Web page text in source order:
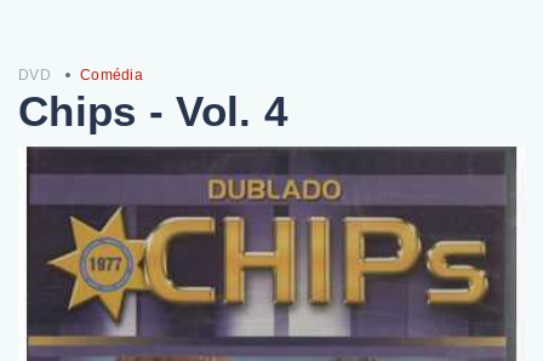
DVD Comédia
Chips - Vol. 4